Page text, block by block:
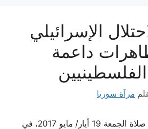
الإسرائيلي
داعمة
مرآة سوريا
خرجت اليوم بعد صلاة الجمعة 19 أيار/ مايو 2017، في